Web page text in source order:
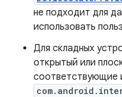
не подходит для
использовать
Для складных
открытый или
соответствующие